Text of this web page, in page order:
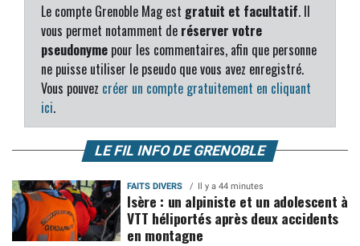
Le compte Grenoble Mag est gratuit et facultatif. Il
vous permet notamment de réserver votre
pseudonyme pour les commentaires, afin que personne
ne puisse utiliser le pseudo que vous avez enregistré.
Vous pouvez créer un compte gratuitement en cliquant
ici.
LE FIL INFO DE GRENOBLE
FAITS DIVERS Il y a 44 minutes
Isère : un alpiniste et un adolescent à
VTT héliportés après deux accidents
en montagne